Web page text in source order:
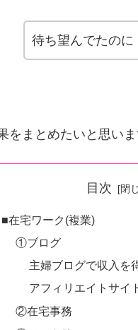
待ち望んでたのに
をまとめたいと思いま
目次
■在宅ワーク(複業)
①ブログ
主婦ブログで収入を
アフィリエイトサイ
②在宅事務